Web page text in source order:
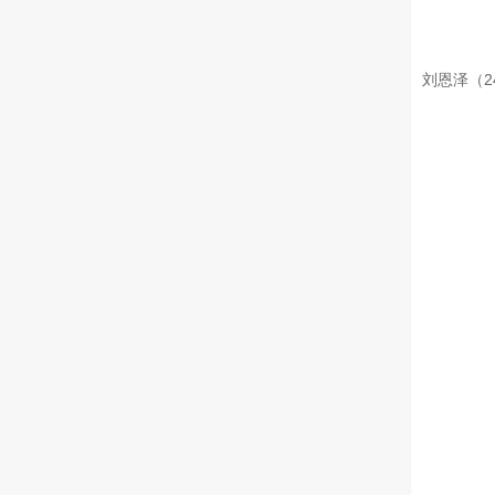
刘恩泽（